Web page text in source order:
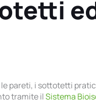
pareti, i sottotetti
tramite ilSistema